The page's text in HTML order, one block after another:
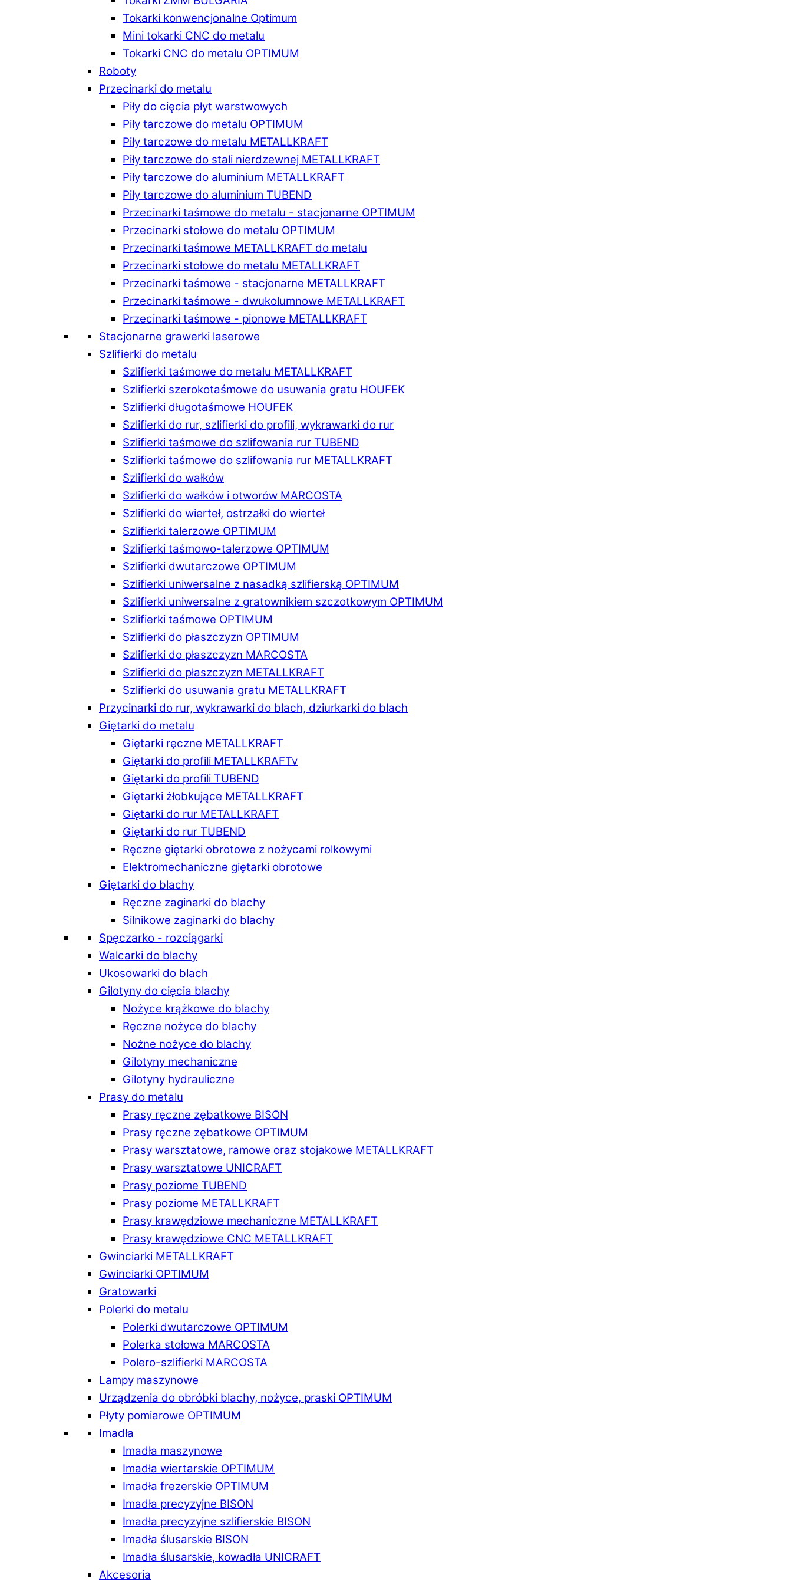
Tokarki konwencjonalne Optimum
Mini tokarki CNC do metalu
Tokarki CNC do metalu OPTIMUM
Roboty
Przecinarki do metalu
Piły do cięcia płyt warstwowych
Piły tarczowe do metalu OPTIMUM
Piły tarczowe do metalu METALLKRAFT
Piły tarczowe do stali nierdzewnej METALLKRAFT
Piły tarczowe do aluminium METALLKRAFT
Piły tarczowe do aluminium TUBEND
Przecinarki taśmowe do metalu - stacjonarne OPTIMUM
Przecinarki stołowe do metalu OPTIMUM
Przecinarki taśmowe METALLKRAFT do metalu
Przecinarki stołowe do metalu METALLKRAFT
Przecinarki taśmowe - stacjonarne METALLKRAFT
Przecinarki taśmowe - dwukolumnowe METALLKRAFT
Przecinarki taśmowe - pionowe METALLKRAFT
Stacjonarne grawerki laserowe
Szlifierki do metalu
Szlifierki taśmowe do metalu METALLKRAFT
Szlifierki szerokotaśmowe do usuwania gratu HOUFEK
Szlifierki długotaśmowe HOUFEK
Szlifierki do rur, szlifierki do profili, wykrawarki do rur
Szlifierki taśmowe do szlifowania rur TUBEND
Szlifierki taśmowe do szlifowania rur METALLKRAFT
Szlifierki do wałków
Szlifierki do wałków i otworów MARCOSTA
Szlifierki do wierteł, ostrzałki do wierteł
Szlifierki talerzowe OPTIMUM
Szlifierki taśmowo-talerzowe OPTIMUM
Szlifierki dwutarczowe OPTIMUM
Szlifierki uniwersalne z nasadką szlifierską OPTIMUM
Szlifierki uniwersalne z gratownikiem szczotkowym OPTIMUM
Szlifierki taśmowe OPTIMUM
Szlifierki do płaszczyzn OPTIMUM
Szlifierki do płaszczyzn MARCOSTA
Szlifierki do płaszczyzn METALLKRAFT
Szlifierki do usuwania gratu METALLKRAFT
Przycinarki do rur, wykrawarki do blach, dziurkarki do blach
Giętarki do metalu
Giętarki ręczne METALLKRAFT
Giętarki do profili METALLKRAFTv
Giętarki do profili TUBEND
Giętarki żłobkujące METALLKRAFT
Giętarki do rur METALLKRAFT
Giętarki do rur TUBEND
Ręczne giętarki obrotowe z nożycami rolkowymi
Elektromechaniczne giętarki obrotowe
Giętarki do blachy
Ręczne zaginarki do blachy
Silnikowe zaginarki do blachy
Spęczarko - rozciągarki
Walcarki do blachy
Ukosowarki do blach
Gilotyny do cięcia blachy
Nożyce krążkowe do blachy
Ręczne nożyce do blachy
Nożne nożyce do blachy
Gilotyny mechaniczne
Gilotyny hydrauliczne
Prasy do metalu
Prasy ręczne zębatkowe BISON
Prasy ręczne zębatkowe OPTIMUM
Prasy warsztatowe, ramowe oraz stojakowe METALLKRAFT
Prasy warsztatowe UNICRAFT
Prasy poziome TUBEND
Prasy poziome METALLKRAFT
Prasy krawędziowe mechaniczne METALLKRAFT
Prasy krawędziowe CNC METALLKRAFT
Gwinciarki METALLKRAFT
Gwinciarki OPTIMUM
Gratowarki
Polerki do metalu
Polerki dwutarczowe OPTIMUM
Polerka stołowa MARCOSTA
Polero-szlifierki MARCOSTA
Lampy maszynowe
Urządzenia do obróbki blachy, nożyce, praski OPTIMUM
Płyty pomiarowe OPTIMUM
Imadła
Imadła maszynowe
Imadła wiertarskie OPTIMUM
Imadła frezerskie OPTIMUM
Imadła precyzyjne BISON
Imadła precyzyjne szlifierskie BISON
Imadła ślusarskie BISON
Imadła ślusarskie, kowadła UNICRAFT
Akcesoria